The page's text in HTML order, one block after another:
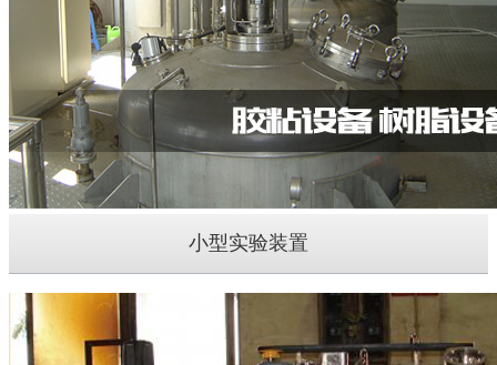
小型实验装置